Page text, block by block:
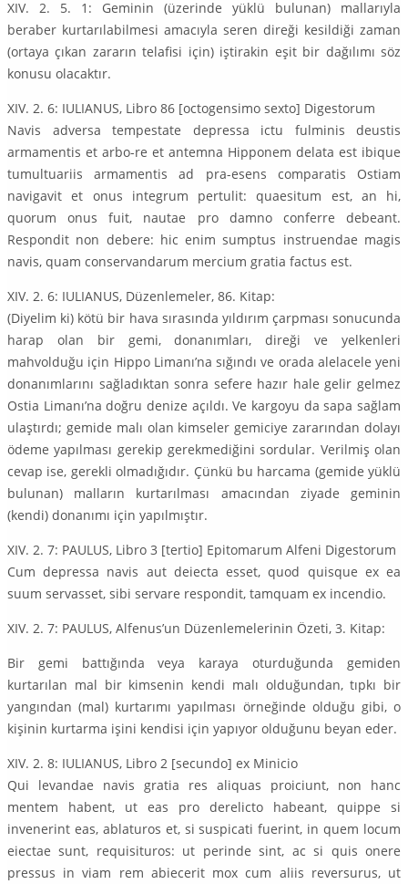
XIV. 2. 5. 1: Geminin (üzerinde yüklü bulunan) mallarıyla
beraber kurtarılabilmesi amacıyla seren direği kesildiği zaman
(ortaya çıkan zararın telafisi için) iştirakin eşit bir dağılımı söz
konusu olacaktır.
XIV. 2. 6: IULIANUS, Libro 86 [octogensimo sexto] Digestorum
Navis adversa tempestate depressa ictu fulminis deustis
armamentis et arbo-re et antemna Hipponem delata est ibique
tumultuariis armamentis ad pra-esens comparatis Ostiam
navigavit et onus integrum pertulit: quaesitum est, an hi,
quorum onus fuit, nautae pro damno conferre debeant.
Respondit non debere: hic enim sumptus instruendae magis
navis, quam conservandarum mercium gratia factus est.
XIV. 2. 6: IULIANUS, Düzenlemeler, 86. Kitap:
(Diyelim ki) kötü bir hava sırasında yıldırım çarpması sonucunda
harap olan bir gemi, donanımları, direği ve yelkenleri
mahvolduğu için Hippo Limanı’na sığındı ve orada alelacele yeni
donanımlarını sağladıktan sonra sefere hazır hale gelir gelmez
Ostia Limanı’na doğru denize açıldı. Ve kargoyu da sapa sağlam
ulaştırdı; gemide malı olan kimseler gemiciye zararından dolayı
ödeme yapılması gerekip gerekmediğini sordular. Verilmiş olan
cevap ise, gerekli olmadığıdır. Çünkü bu harcama (gemide yüklü
bulunan) malların kurtarılması amacından ziyade geminin
(kendi) donanımı için yapılmıştır.
XIV. 2. 7: PAULUS, Libro 3 [tertio] Epitomarum Alfeni Digestorum
Cum depressa navis aut deiecta esset, quod quisque ex ea
suum servasset, sibi servare respondit, tamquam ex incendio.
XIV. 2. 7: PAULUS, Alfenus’un Düzenlemelerinin Özeti, 3. Kitap:
Bir gemi battığında veya karaya oturduğunda gemiden
kurtarılan mal bir kimsenin kendi malı olduğundan, tıpkı bir
yangından (mal) kurtarımı yapılması örneğinde olduğu gibi, o
kişinin kurtarma işini kendisi için yapıyor olduğunu beyan eder.
XIV. 2. 8: IULIANUS, Libro 2 [secundo] ex Minicio
Qui levandae navis gratia res aliquas proiciunt, non hanc
mentem habent, ut eas pro derelicto habeant, quippe si
invenerint eas, ablaturos et, si suspicati fuerint, in quem locum
eiectae sunt, requisituros: ut perinde sint, ac si quis onere
pressus in viam rem abiecerit mox cum aliis reversurus, ut